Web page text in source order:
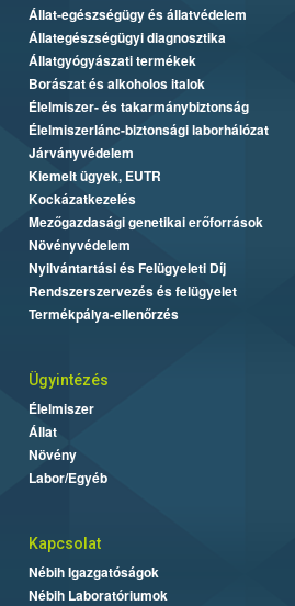
Állat-egészségügy és állatvédelem
Állategészségügyi diagnosztika
Állatgyógyászati termékek
Borászat és alkoholos italok
Élelmiszer- és takarmánybiztonság
Élelmiszerlánc-biztonsági laborhálózat
Járványvédelem
Kiemelt ügyek, EUTR
Kockázatkezelés
Mezőgazdasági genetikai erőforrások
Növényvédelem
Nyilvántartási és Felügyeleti Díj
Rendszerszervezés és felügyelet
Termékpálya-ellenőrzés
Ügyintézés
Élelmiszer
Állat
Növény
Labor/Egyéb
Kapcsolat
Nébih Igazgatóságok
Nébih Laboratóriumok